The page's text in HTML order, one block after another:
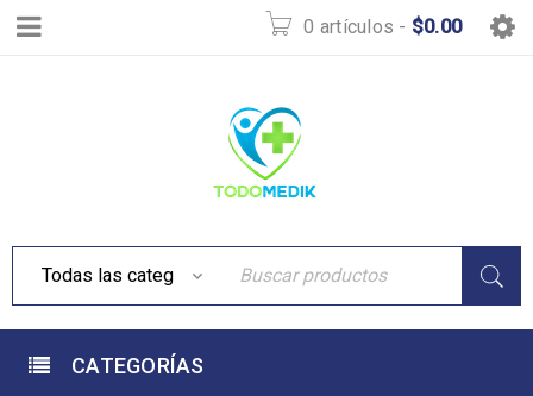
0 artículos - $0.00
CATEGORÍAS